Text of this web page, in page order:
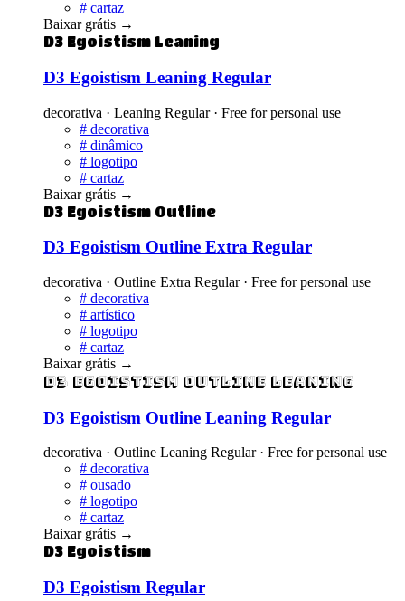
# cartaz
Baixar grátis →
D3 Egoistism Leaning
D3 Egoistism Leaning Regular
decorativa · Leaning Regular · Free for personal use
# decorativa
# dinâmico
# logotipo
# cartaz
Baixar grátis →
D3 Egoistism Outline
D3 Egoistism Outline Extra Regular
decorativa · Outline Extra Regular · Free for personal use
# decorativa
# artístico
# logotipo
# cartaz
Baixar grátis →
D3 Egoistism Outline Leaning
D3 Egoistism Outline Leaning Regular
decorativa · Outline Leaning Regular · Free for personal use
# decorativa
# ousado
# logotipo
# cartaz
Baixar grátis →
D3 Egoistism
D3 Egoistism Regular